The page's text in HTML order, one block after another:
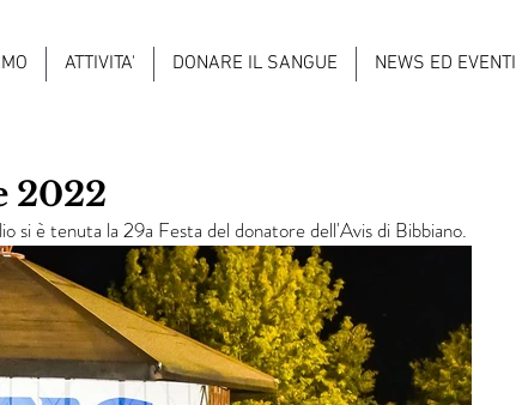
ATTIVITA' DONARE IL SANGUE NEWS ED EVENTI
2022
si è tenuta la 29a Festa del donatore dell'Avis di Bibbiano.